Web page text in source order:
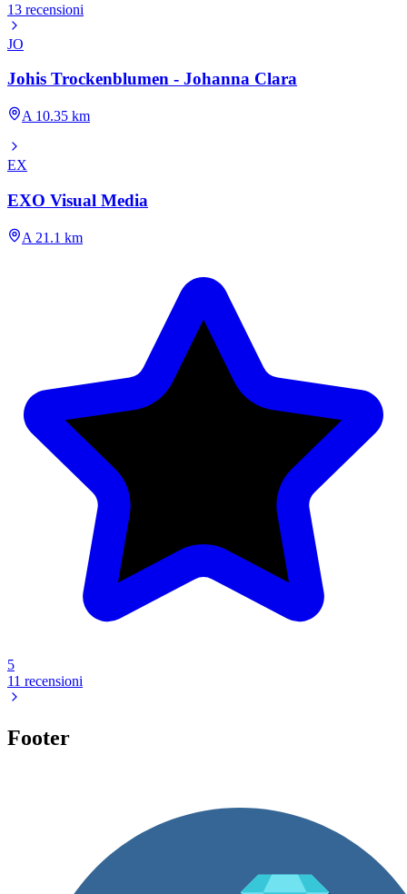
13 recensioni
JO
Johis Trockenblumen - Johanna Clara
A 10.35 km
EX
EXO Visual Media
A 21.1 km
5
11 recensioni
Footer